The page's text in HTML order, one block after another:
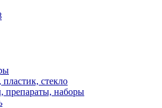
стекло
препараты, наборы